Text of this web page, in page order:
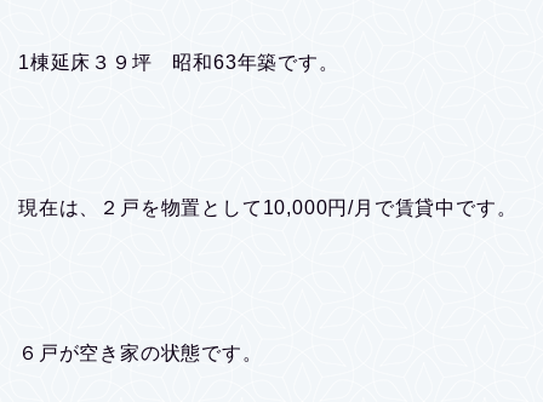
1棟延床３９坪 昭和63年築です。
現在は、２戸を物置として10,000円/月で賃貸中です。
６戸が空き家の状態です。